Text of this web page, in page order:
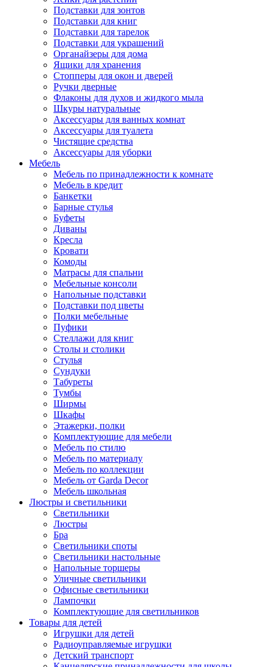
Подставки для зонтов
Подставки для книг
Подставки для тарелок
Подставки для украшений
Органайзеры для дома
Ящики для хранения
Стопперы для окон и дверей
Ручки дверные
Флаконы для духов и жидкого мыла
Шкуры натуральные
Аксессуары для ванных комнат
Аксессуары для туалета
Чистящие средства
Аксессуары для уборки
Мебель
Мебель по принадлежности к комнате
Мебель в кредит
Банкетки
Барные стулья
Буфеты
Диваны
Кресла
Кровати
Комоды
Матрасы для спальни
Мебельные консоли
Напольные подставки
Подставки под цветы
Полки мебельные
Пуфики
Стеллажи для книг
Столы и столики
Стулья
Сундуки
Табуреты
Тумбы
Ширмы
Шкафы
Этажерки, полки
Комплектующие для мебели
Мебель по стилю
Мебель по материалу
Мебель по коллекции
Мебель от Garda Decor
Мебель школьная
Люстры и светильники
Светильники
Люстры
Бра
Светильники споты
Светильники настольные
Напольные торшеры
Уличные светильники
Офисные светильники
Лампочки
Комплектующие для светильников
Товары для детей
Игрушки для детей
Радиоуправляемые игрушки
Детский транспорт